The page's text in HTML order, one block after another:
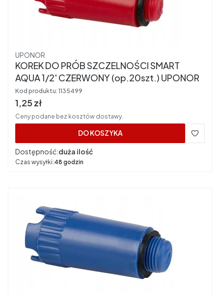
Producent
UPONOR
KOREK DO PRÓB SZCZELNOŚCI SMART
AQUA 1/2' CZERWONY (op.20szt.) UPONOR
Kod produktu: 1135499
Cena brutto
1,25 zł
Ceny podane bez kosztów dostawy.
DO KOSZYKA
Dostępność:duża ilość
Czas wysyłki:48 godzin